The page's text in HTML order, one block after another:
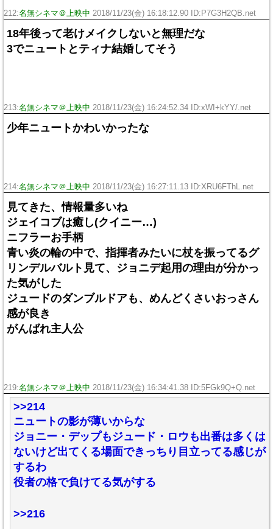
212:名無シネマ＠上映中 2018/11/23(金) 16:18:12.90 ID:P7G3H2QB.net
18年後って老けメイクしないと無理だな
3でニュートとティナ結婚してそう
213:名無シネマ＠上映中 2018/11/23(金) 16:24:52.34 ID:xWI+kYY/.net
少年ニュートかわいかったな
214:名無シネマ＠上映中 2018/11/23(金) 16:27:11.13 ID:XRU6FThL.net
見てきた、情報量多いね
ジェイコブは癒し(クイニー…)
ニフラーお手柄
青い炎の輪の中で、指揮者みたいに杖を振ってるグ
リンデルバルト見て、ジョニデ起用の理由が分かっ
た気がした
ジュードのダンブルドアも、めんどくさいおっさん
感が良き
がんばれ主人公
219:名無シネマ＠上映中 2018/11/23(金) 16:34:41.38 ID:5FGk9Q+Q.net
>>214
ニュートの影が薄いからな
ジョニー・デップもジュード・ロウも出番は多くは
ないけど出てくる場面できっちり目立ってる感じが
するわ
役者の格で負けてる気がする
>>216